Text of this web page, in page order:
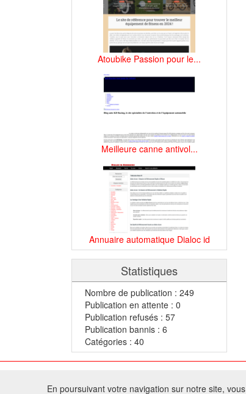
Atoubike Passion pour le...
Meilleure canne antivol...
Annuaire automatique Dialoc id
Statistiques
Nombre de publication : 249
Publication en attente : 0
Publication refusés : 57
Publication bannis : 6
Catégories : 40
Tous droits
En poursuivant votre navigation sur notre site,